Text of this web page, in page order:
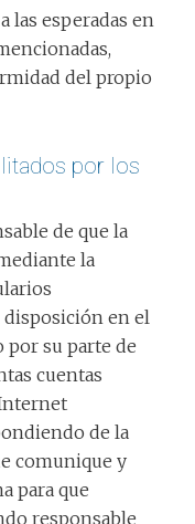
las esperadas en
del propio
por los
de que la
la
disposición en el
por su parte de
cuentas
de la
comunique y
para que
responsable